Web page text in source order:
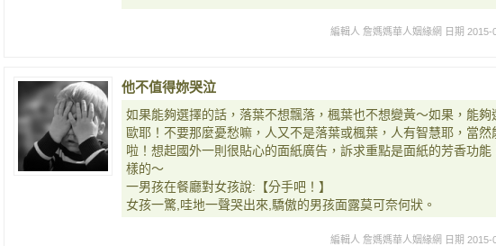
編輯人 詹媽媽華人姻緣網 日期 2015-
他不值得妳哭泣
如果能夠選擇的話，落葉不想飄落，楓葉也不想變黃～如果，能夠
歐耶！不要那麼憂愁嘛，人又不是落葉或楓葉，人有智慧耶，當然
啦！想起國外一則很貼心的面紙廣告，訴求重點是面紙的芳香功能
樣的～
一男孩在餐廳對女孩說:【分手吧！】
女孩一驚,哇地一聲哭出來,驕傲的男孩面露莫可奈何狀。
編輯人 詹媽媽華人姻緣網 日期 2015-